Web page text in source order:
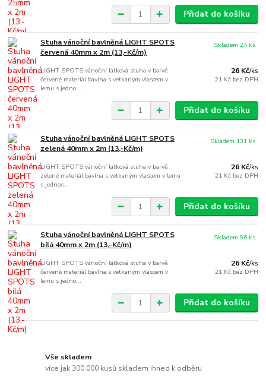
Přidat do košíku
Stuha vánoční bavlněná LIGHT SPOTS
červená 40mm x 2m (13,-Kč/m)
LIGHT SPOTS vánoční látková stuha v barvě
červené materiál bavlna s vetkaným vlascem v
lemu s jedno...
26 Kč/ks
21 Kč bez DPH
Skladem 24 ks
Přidat do košíku
Stuha vánoční bavlněná LIGHT SPOTS
zelená 40mm x 2m (13,-Kč/m)
LIGHT SPOTS vánoční látková stuha v barvě
zelené materiál bavlna s vetkaným vlascem v lemu
s jednos...
26 Kč/ks
21 Kč bez DPH
Skladem 131 ks
Přidat do košíku
Stuha vánoční bavlněná LIGHT SPOTS
bílá 40mm x 2m (13,-Kč/m)
LIGHT SPOTS vánoční látková stuha v barvě
červené materiál bavlna s vetkaným vlascem v
lemu s jedno...
26 Kč/ks
21 Kč bez DPH
Skladem 96 ks
Přidat do košíku
Vše skladem
více jak 300.000 kusů skladem ihned k odběru